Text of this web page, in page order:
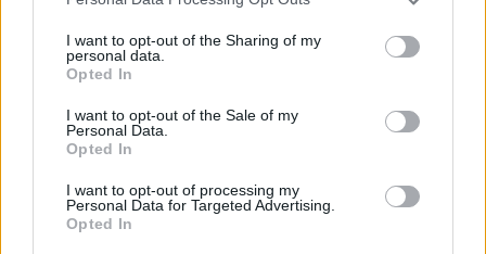
I want to opt-out of the Sharing of my
personal data.
Opted In
I want to opt-out of the Sale of my
Personal Data.
Opted In
I want to opt-out of processing my
Personal Data for Targeted Advertising.
Opted In